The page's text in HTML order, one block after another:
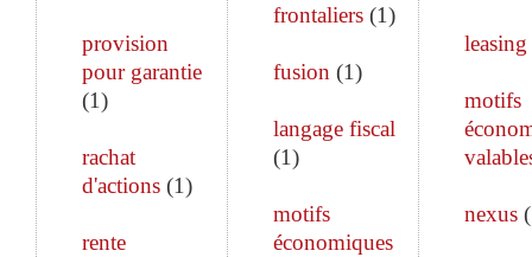
provision
pour garantie
(1)
rachat
d'actions (1)
rente
frontaliers(1)
fusion (1)
langage fiscal
(1)
motifs
économiques
leasing
motifs
nexus(